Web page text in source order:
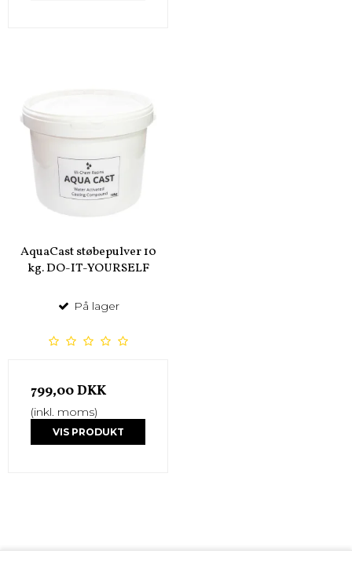
AquaCast støbepulver 10
kg. DO-IT-YOURSELF
På lager
799,00 DKK
(inkl. moms)
VIS PRODUKT